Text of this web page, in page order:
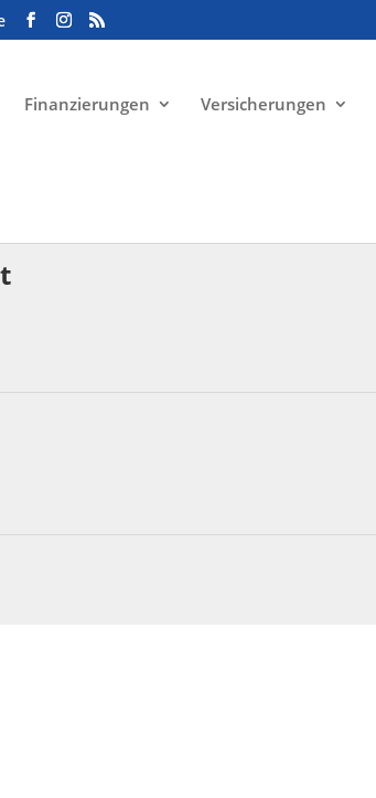
Finanzierungen Versicherungen